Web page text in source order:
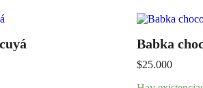
Babka
$25.000